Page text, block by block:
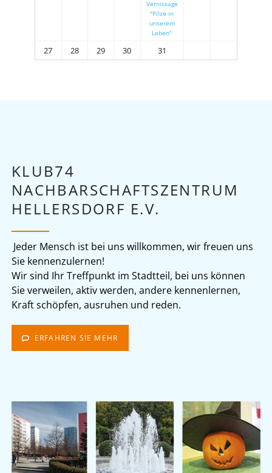
Vernissage
"Pilze in
unserem
Leben"
27 28 29 30 31
KLUB74
NACHBARSCHAFTSZENTRUM
HELLERSDORF E.V.
Jeder Mensch ist bei uns willkommen, wir freuen uns
Sie kennenzulernen!
Wir sind Ihr Treffpunkt im Stadtteil, bei uns können
Sie verweilen, aktiv werden, andere kennenlernen,
Kraft schöpfen, ausruhen und reden.
ERFAHREN SIE MEHR